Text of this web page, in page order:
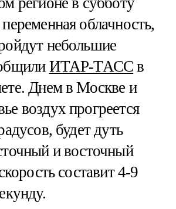
облачность,
небольшие
ИТАР-ТАСС в
Днем в Москве и
воздух прогреется
будет дуть
и восточный
составит 4-9